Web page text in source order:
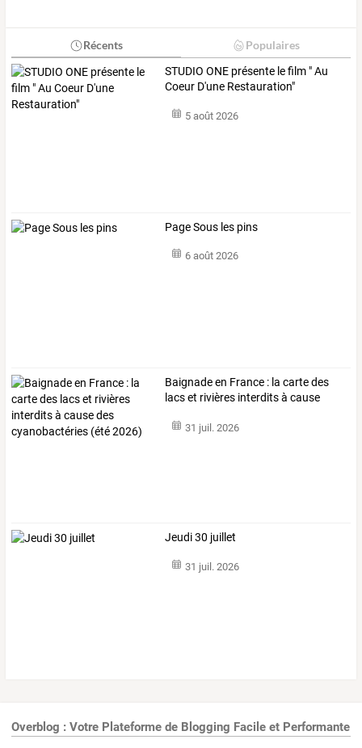
Récents Populaires
STUDIO ONE présente le film " Au
Coeur D'une Restauration"
5 août 2026
Page Sous les pins
6 août 2026
Baignadeen France : la cartedes
lacset rivières interditsà cause
31 juil. 2026
Jeudi 30 juillet
31 juil. 2026
Overblog : Votre Plateforme de Blogging Facile et Performante